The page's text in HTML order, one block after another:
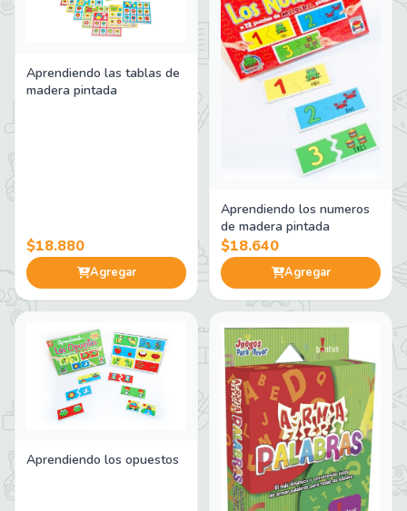
Aprendiendo las tablas de
madera pintada
$18.880
Agregar
Aprendiendo los numeros
de madera pintada
$18.640
Agregar
Aprendiendo los opuestos